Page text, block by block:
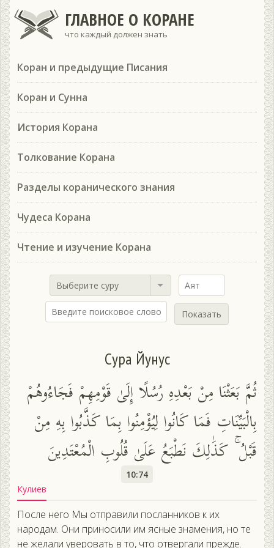
ГЛАВНОЕ О КОРАНЕ
что каждый должен знать
Коран и предыдущие Писания
Коран и Сунна
История Корана
Толкование Корана
Разделы коранического знания
Чудеса Корана
Чтение и изучение Корана
Выберите суру
Показать
Сура Йунус
ثُمَّ بَعَثْنَا مِنْ بَعْدِهِ رُسُلًا إِلَىٰ قَوْمِهِمْ فَجَاءُوهُمْ
بِالْبَيِّنَاتِ فَمَا كَانُوا لِيُؤْمِنُوا بِمَا كَذَّبُوا بِهِ مِنْ
قَبْلُ ۚ كَذَٰلِكَ نَطْبَعُ عَلَىٰ قُلُوبِ الْمُعْتَدِينَ
10:74
Кулиев
После него Мы отправили посланников к их
народам. Они приносили им ясные знамения, но те
не желали уверовать в то, что отвергали прежде.